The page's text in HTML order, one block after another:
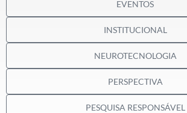
EVENTOS
INSTITUCIONAL
NEUROTECNOLOGIA
PERSPECTIVA
PESQUISA RESPONSÁVEL